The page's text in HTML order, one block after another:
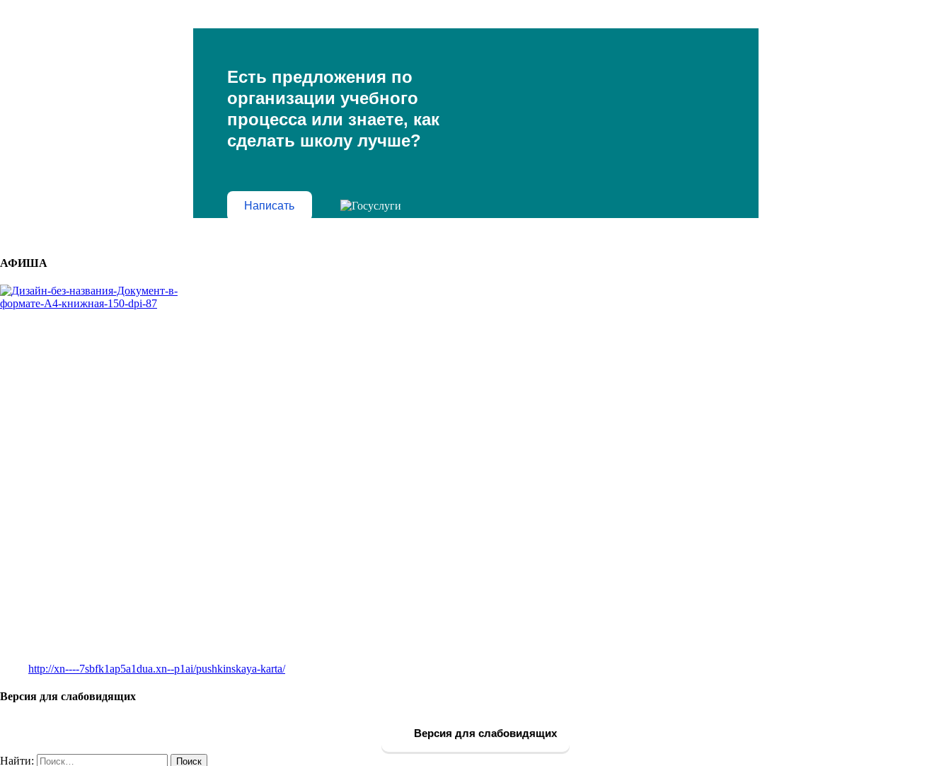
Есть предложения по
организации учебного
процесса или знаете, как
сделать школу лучше?
Написать
АФИША
http://xn----7sbfk1ap5a1dua.xn--p1ai/pushkinskaya-karta/
Версия для слабовидящих
Версия для слабовидящих
Найти: